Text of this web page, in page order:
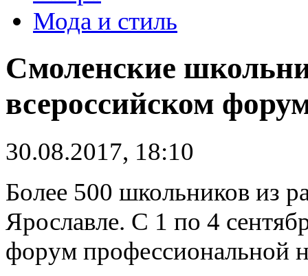
Мода и стиль
Смоленские
всероссийском
30.08.2017, 18:10
Более 500 школьников из
Ярославле. С 1 по 4
форум профессиональной